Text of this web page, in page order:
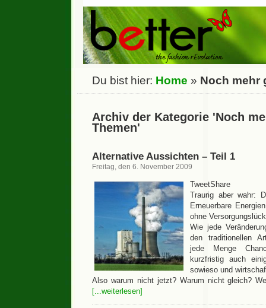
Du bist hier: Home » Noch mehr
Archiv der Kategorie 'Noch
Themen'
Alternative Aussichten – Teil 1
Freitag, den 6. November 2009
TweetShare
Traurig aber wahr:
Erneuerbare
ohne
Wie jede
den traditionellen
jede Menge
kurzfristig auch
sowieso und
Also warum nicht jetzt? Warum nicht gleich?
[...weiterlesen]